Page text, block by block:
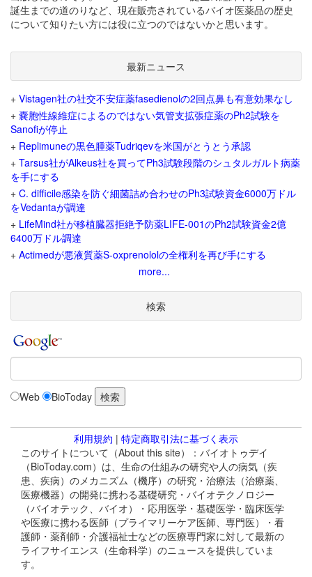
誕生までの道のりなど、現在販売されているバイオ医薬品の歴史
について知りたい方には役に立つのではないかと思います。
最新ニュース
+ Vistagen社の社交不安症薬fasedienolの2回点鼻も有意効果なし
+ 嚢胞性線維症によるのではない気管支拡張症薬のPh2試験を
Sanofiが停止
+ Replimuneの黒色腫薬Tudriqevを米国がとうとう承認
+ Tarsus社がAlkeus社を買ってPh3試験段階のシュタルガルト病薬
を手にする
+ C. difficile感染を防ぐ細菌詰め合わせのPh3試験資金6000万ドル
をVedantaが調達
+ LifeMind社が移植臓器拒絶予防薬LIFE-001のPh2試験資金2億
6400万ドル調達
+ Actimedが悪液質薬S-oxprenololの全権利を再び手にする
more...
検索
Web BioToday
利用規約 | 特定商取引法に基づく表示
このサイトについて（About this site）：バイオトゥデイ
（BioToday.com）は、生命の仕組みの研究や人の病気（疾
患、疾病）のメカニズム（機序）の研究・治療法（治療薬、
医療機器）の開発に携わる基礎研究・バイオテクノロジー
（バイオテック、バイオ）・応用医学・基礎医学・臨床医学
や医療に携わる医師（プライマリーケア医師、専門医）・看
護師・薬剤師・介護福祉士などの医療専門家に対して最新の
ライフサイエンス（生命科学）のニュースを提供していま
す。